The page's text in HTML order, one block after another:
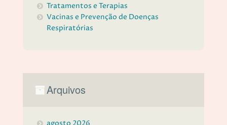
Tratamentos e Terapias
Vacinas e Prevenção de Doenças
Respiratórias
Arquivos